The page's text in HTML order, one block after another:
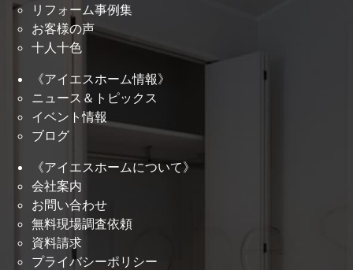
リフォーム事例集
お客様の声
十人十色
《アイエスホーム情報》
ニュース＆トピックス
イベント情報
ブログ
《アイエスホームについて》
会社案内
お問い合わせ
無料現場調査依頼
資料請求
プライバシーポリシー